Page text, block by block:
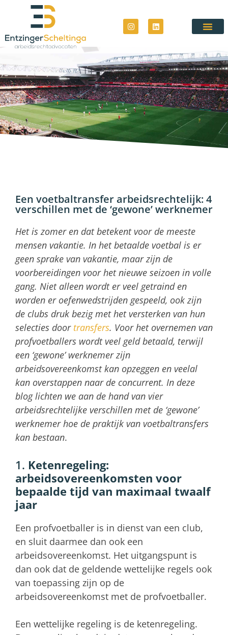
Een voetbaltransfer arbeidsrechtelijk: 4
verschillen met de ‘gewone’ werknemer
Het is zomer en dat betekent voor de meeste
mensen vakantie. In het betaalde voetbal is er
geen sprake van vakantie, maar zijn de
voorbereidingen voor het nieuwe seizoen in volle
gang. Niet alleen wordt er veel getraind en
worden er oefenwedstrijden gespeeld, ook zijn
de clubs druk bezig met het versterken van hun
selecties door transfers. Voor het overnemen van
profvoetballers wordt veel geld betaald, terwijl
een ‘gewone’ werknemer zijn
arbeidsovereenkomst kan opzeggen en veelal
kan overstappen naar de concurrent. In deze
blog lichten we aan de hand van vier
arbeidsrechtelijke verschillen met de ‘gewone’
werknemer hoe de praktijk van voetbaltransfers
kan bestaan.
1. Ketenregeling:
arbeidsovereenkomsten voor
bepaalde tijd van maximaal twaalf
jaar
Een profvoetballer is in dienst van een club,
en sluit daarmee dan ook een
arbeidsovereenkomst. Het uitgangspunt is
dan ook dat de geldende wettelijke regels ook
van toepassing zijn op de
arbeidsovereenkomst met de profvoetballer.
Een wettelijke regeling is de ketenregeling.